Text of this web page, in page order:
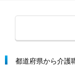
都道府県から介護